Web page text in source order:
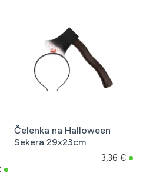
Čelenka na Halloween
Sekera 29x23cm
3,36 €